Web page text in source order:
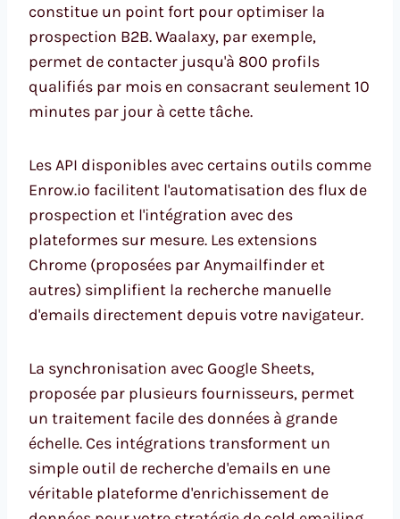
constitue un point fort pour optimiser la
prospection B2B. Waalaxy, par exemple,
permet de contacter jusqu'à 800 profils
qualifiés par mois en consacrant seulement 10
minutes par jour à cette tâche.
Les API disponibles avec certains outils comme
Enrow.io facilitent l'automatisation des flux de
prospection et l'intégration avec des
plateformes sur mesure. Les extensions
Chrome (proposées par Anymailfinder et
autres) simplifient la recherche manuelle
d'emails directement depuis votre navigateur.
La synchronisation avec Google Sheets,
proposée par plusieurs fournisseurs, permet
un traitement facile des données à grande
échelle. Ces intégrations transforment un
simple outil de recherche d'emails en une
véritable plateforme d'enrichissement de